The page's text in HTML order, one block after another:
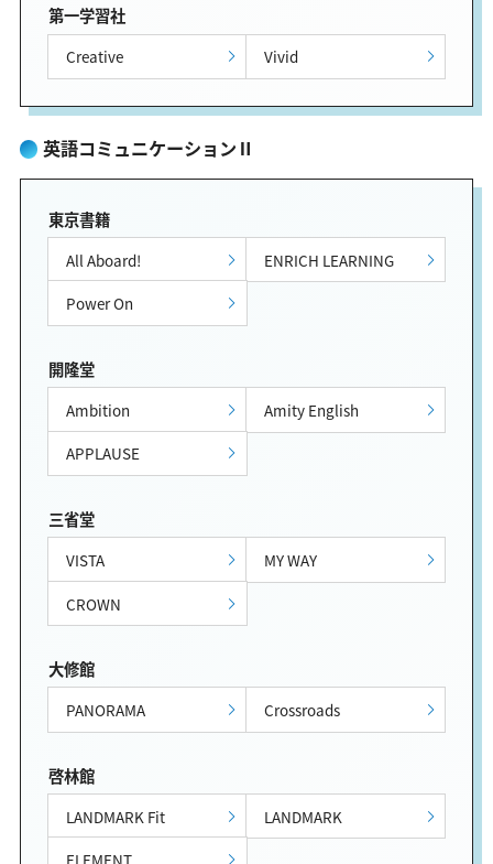
第一学習社
Creative Vivid
英語コミュニケーションⅡ
東京書籍
All Aboard!
ENRICH LEARNING
Power On
開隆堂
Ambition
Amity English
APPLAUSE
三省堂
VISTA
MY WAY
CROWN
大修館
PANORAMA Crossroads
啓林館
LANDMARK Fit
LANDMARK